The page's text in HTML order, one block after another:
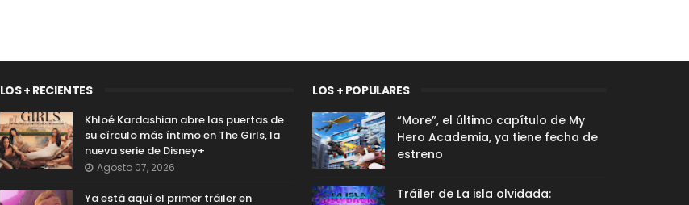
LOS + RECIENTES
Khloé Kardashian abre las puertas de
su círculo más íntimo en The Girls, la
nueva serie de Disney+
Agosto 07, 2026
Ya está aquí el primer tráiler en
LOS + POPULARES
“More”, el último capítulo de My
Hero Academia, ya tiene fecha de
estreno
Tráiler de La isla olvidada: